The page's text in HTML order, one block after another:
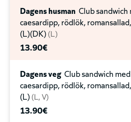
crispers V
13.90€
tomat, ruccola och pommes
13.90€
Dagens husman Club sandwich
caesardipp, rödlök,
(L)(DK) L
13.90€
Dagens veg Club sandwich
caesardipp, rödlök,
(L) L V
13.90€